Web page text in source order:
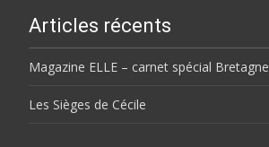
Articles récents
Magazine ELLE – carnet spécial Bretagne
Les Sièges de Cécile